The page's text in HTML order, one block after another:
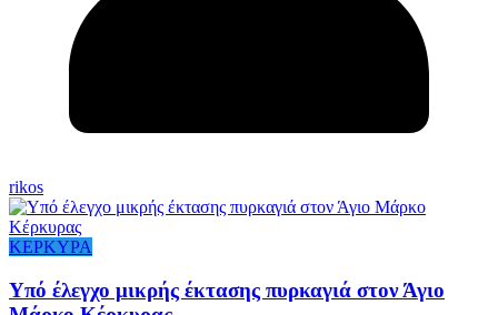
rikos
ΚΕΡΚΥΡΑ
Υπό έλεγχο μικρής έκτασης πυρκαγιά στον Άγιο